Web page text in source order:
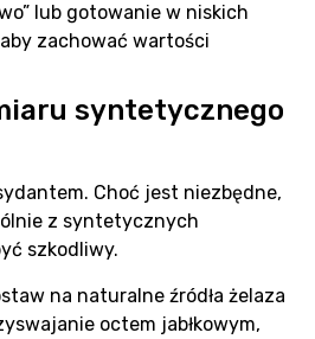
lub gotowanie w niskich
zachować wartości
syntetycznego
Choć jest niezbędne,
z syntetycznych
szkodliwy.
na naturalne źródła żelaza
octem jabłkowym,